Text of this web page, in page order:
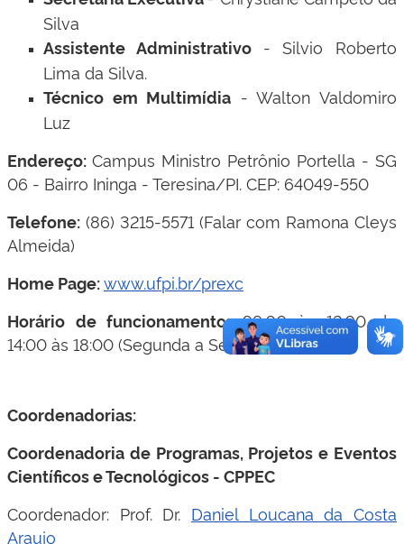
Silva
Assistente Administrativo - Silvio Roberto
Lima da Silva.
Técnico em Multimídia - Walton Valdomiro
Luz
Endereço: Campus Ministro Petrônio Portella - SG
06 - Bairro Ininga - Teresina/PI. CEP: 64049-550
Telefone: (86) 3215-5571 (Falar com Ramona Cleys
Almeida)
Home Page:www.ufpi.br/prexc
Horário de funcionamento:08:00 às 12:00 de
14:00 às 18:00 (Segunda a Sexta)
Coordenadorias:
Coordenadoria de Programas, Projetos e Eventos
Científicos e Tecnológicos - CPPEC
Coordenador: Prof. Dr. Daniel Loucana da Costa
Araujo